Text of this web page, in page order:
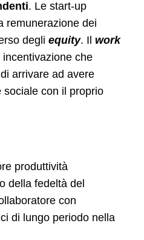
. Le start-up
remunerazione dei
degli equity. Il work
che
arrivare ad avere
con il proprio
produttività
della fedeltà del
con
di lungo periodo nella